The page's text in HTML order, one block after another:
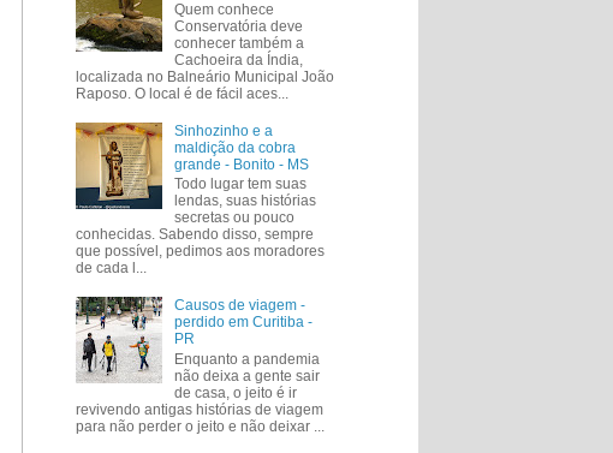
Quem conhece
Conservatória deve
conhecer também a
Cachoeira da Índia,
localizada no Balneário Municipal João
Raposo. O local é de fácil aces...
Sinhozinho e a
maldição da cobra
grande - Bonito - MS
Todo lugar tem suas
lendas, suas histórias
secretas ou pouco
conhecidas. Sabendo disso, sempre
que possível, pedimos aos moradores
de cada l...
Causos de viagem -
perdido em Curitiba -
PR
Enquanto a pandemia
não deixa a gente sair
de casa, o jeito é ir
revivendo antigas histórias de viagem
para não perder o jeito e não deixar ...